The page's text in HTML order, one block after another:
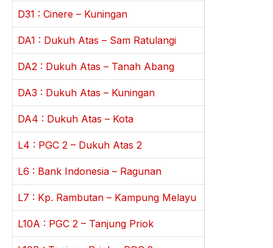
D31 : Cinere – Kuningan
DA1 : Dukuh Atas – Sam Ratulangi
DA2 : Dukuh Atas – Tanah Abang
DA3 : Dukuh Atas – Kuningan
DA4 : Dukuh Atas – Kota
L4 : PGC 2 – Dukuh Atas 2
L6 : Bank Indonesia – Ragunan
L7 : Kp. Rambutan – Kampung Melayu
L10A : PGC 2 – Tanjung Priok